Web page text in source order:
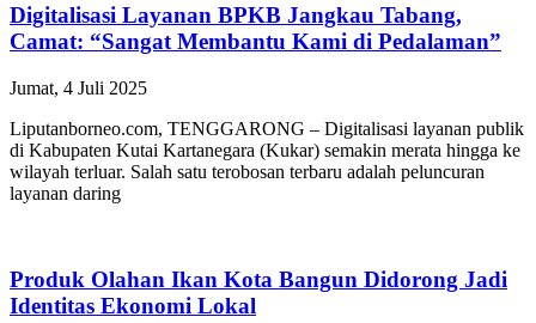
Digitalisasi Layanan BPKB Jangkau Tabang,
Camat: “Sangat Membantu Kami di Pedalaman”
Jumat, 4 Juli 2025
Liputanborneo.com, TENGGARONG – Digitalisasi layanan publik
di Kabupaten Kutai Kartanegara (Kukar) semakin merata hingga ke
wilayah terluar. Salah satu terobosan terbaru adalah peluncuran
layanan daring
Produk Olahan Ikan Kota Bangun Didorong Jadi
Identitas Ekonomi Lokal